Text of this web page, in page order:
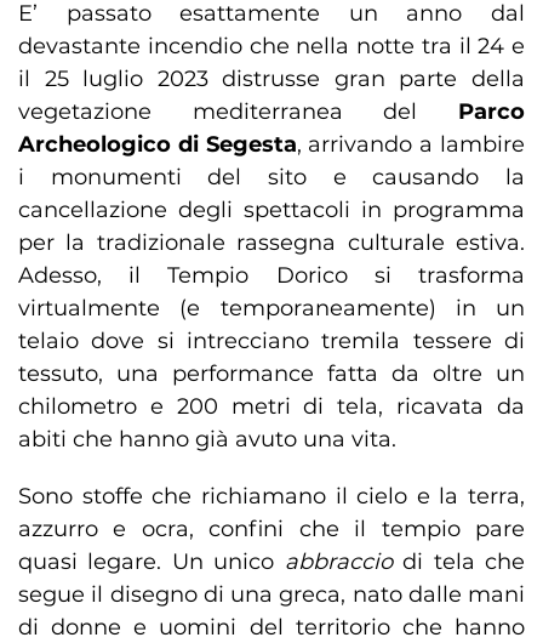
E’ passato esattamente un anno dal
devastante incendio che nella notte tra il 24 e
il 25 luglio 2023 distrusse gran parte della
vegetazione mediterranea del Parco
Archeologico di Segesta, arrivando a lambire
i monumenti del sito e causando la
cancellazione degli spettacoli in programma
per la tradizionale rassegna culturale estiva.
Adesso, il Tempio Dorico si trasforma
virtualmente (e temporaneamente) in un
telaio dove si intrecciano tremila tessere di
tessuto, una performance fatta da oltre un
chilometro e 200 metri di tela, ricavata da
abiti che hanno già avuto una vita.
Sono stoffe che richiamano il cielo e la terra,
azzurro e ocra, confini che il tempio pare
quasi legare. Un unico abbracciodi tela che
segue il disegno di una greca, nato dalle mani
di donne e uomini del territorio che hanno